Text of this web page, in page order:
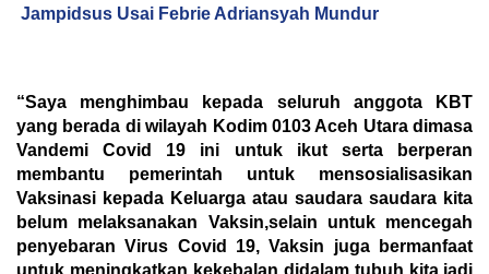
Jampidsus Usai Febrie Adriansyah Mundur
“Saya menghimbau kepada seluruh anggota KBT
yang berada di wilayah Kodim 0103 Aceh Utara dimasa
Vandemi Covid 19 ini untuk ikut serta berperan
membantu pemerintah untuk mensosialisasikan
Vaksinasi kepada Keluarga atau saudara saudara kita
belum melaksanakan Vaksin,selain untuk mencegah
penyebaran Virus Covid 19, Vaksin juga bermanfaat
untuk meningkatkan kekebalan didalam tubuh kita,jadi